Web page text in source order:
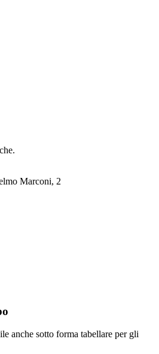
Marconi, 2
anche sotto forma tabellare per gli